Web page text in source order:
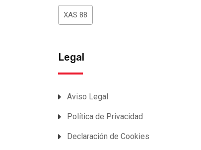
XAS 88
Legal
Aviso Legal
Política de Privacidad
Declaración de Cookies